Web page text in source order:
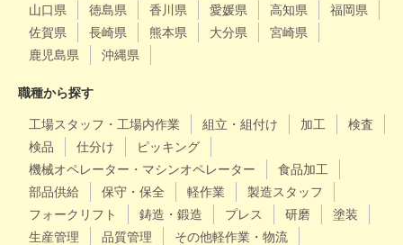
山口県
徳島県 香川県 愛媛県 高知県
福岡県
佐賀県
長崎県 熊本県 大分県
宮崎県
鹿児島県
沖縄県
職種から探す
工場スタッフ・工場内作業 組立・組付け 加工
検査
検品
仕分け
ピッキング
機械オペレーター・マシンオペレーター
食品加工
部品供給
保守・保全 軽作業
製造スタッフ
フォークリフト
鋳造・鍛造 プレス 研磨
塗装
生産管理
品質管理
その他軽作業・物流